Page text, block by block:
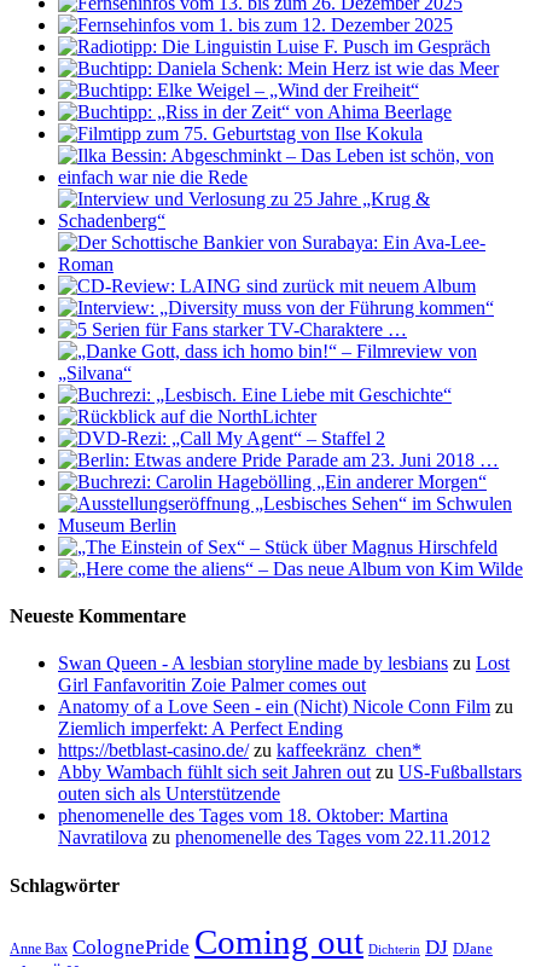
Neueste Kommentare
Swan Queen - A lesbian storyline made by lesbians zu Lost
Girl Fanfavoritin Zoie Palmer comes out
Anatomy of a Love Seen - ein (Nicht) Nicole Conn Film zu
Ziemlich imperfekt: A Perfect Ending
https://betblast-casino.de/zu kaffeekränz_chen*
Abby Wambach fühlt sich seit Jahren outzu US-Fußballstars
outen sich als Unterstützende
phenomenelle des Tages vom 18. Oktober: Martina
Navratilova zu phenomenelle des Tages vom 22.11.2012
Schlagwörter
Anne Bax ColognePride Coming out Dichterin DJ DJane